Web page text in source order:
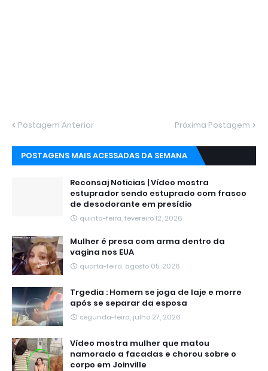
Postagem Anterior Próxima Postagem
POSTAGENS MAIS ACESSADAS DA SEMANA
Reconsaj Noticias | Vídeo mostra
estuprador sendo estuprado com frasco
de desodorante em presídio
quinta-feira, fevereiro 12, 2026
Mulher é presa com arma dentro da
vagina nos EUA
quarta-feira, agosto 05, 2026
Trgedia : Homem se joga de laje e morre
após se separar da esposa
segunda-feira, julho 27, 2026
Vídeo mostra mulher que matou
namorado a facadas e chorou sobre o
corpo em Joinville